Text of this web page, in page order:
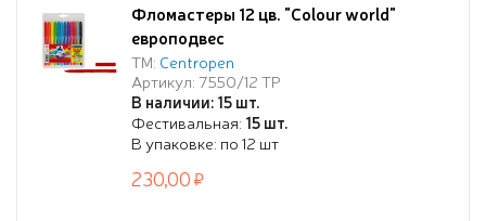
Фломастеры 12 цв. "Colour world"
европодвес
ТМ: Centropen
Артикул: 7550/12 TP
В наличии: 15 шт.
Фестивальная: 15 шт.
В упаковке: по 12 шт
230,00